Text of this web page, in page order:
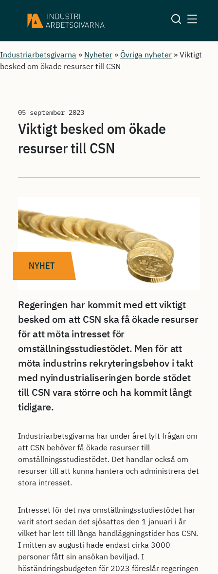
Industriarbetsgivarna » Nyheter » Övriga nyheter » Viktigt
besked om ökade resurser till CSN
05 september 2023
Viktigt besked om ökade
resurser till CSN
NYHET
Regeringen har kommit med ett viktigt
besked om att CSN ska få ökade resurser
för att möta intresset för
omställningsstudiestödet. Men för att
möta industrins rekryteringsbehov i takt
med nyindustrialiseringen borde stödet
till CSN vara större och ha kommit långt
tidigare.
Industriarbetsgivarna har under året lyft frågan om
att CSN behöver få ökade resurser till
omställningsstudiestödet. Det handlar också om
resurser till att kunna hantera och administrera det
stora intresset.
Intresset för det nya omställningsstudiestödet har
varit stort sedan det sjösattes den 1 januari i år
vilket har lett till långa handläggningstider hos CSN.
I mitten av augusti hade endast cirka 3000
personer fått sin ansökan beviljad. I
höständringsbudgeten för 2023 föreslår regeringen